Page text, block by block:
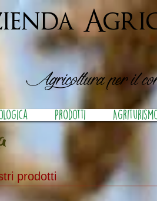
Agricoltura per il
Prodotti
prodotti